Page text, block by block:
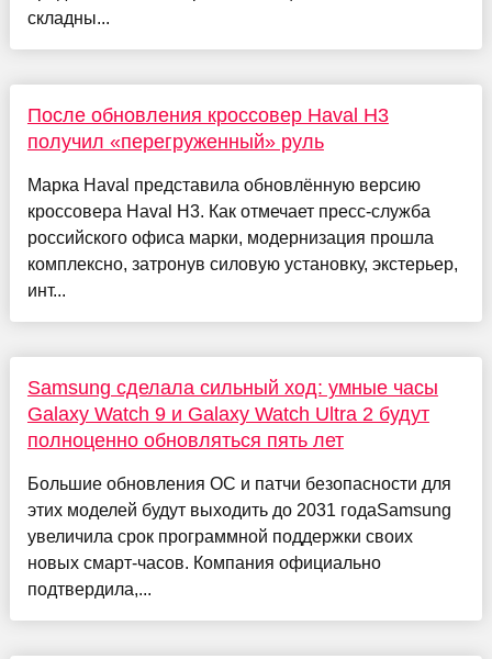
складны...
После обновления кроссовер Haval H3
получил «перегруженный» руль
Марка Haval представила обновлённую версию
кроссовера Haval H3. Как отмечает пресс-служба
российского офиса марки, модернизация прошла
комплексно, затронув силовую установку, экстерьер,
инт...
Samsung сделала сильный ход: умные часы
Galaxy Watch 9 и Galaxy Watch Ultra 2 будут
полноценно обновляться пять лет
Большие обновления ОС и патчи безопасности для
этих моделей будут выходить до 2031 годаSamsung
увеличила срок программной поддержки своих
новых смарт-часов. Компания официально
подтвердила,...